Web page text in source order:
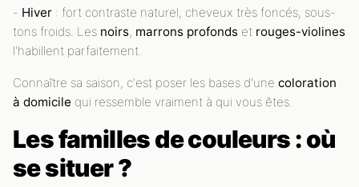
- Hiver : fort contraste naturel, cheveux très foncés, sous-
tons froids. Les noirs, marrons profonds et rouges-violines
l'habillent parfaitement.
Connaître sa saison, c'est poser les bases d'une coloration
à domicile qui ressemble vraiment à qui vous êtes.
Les familles de couleurs : où
se situer ?